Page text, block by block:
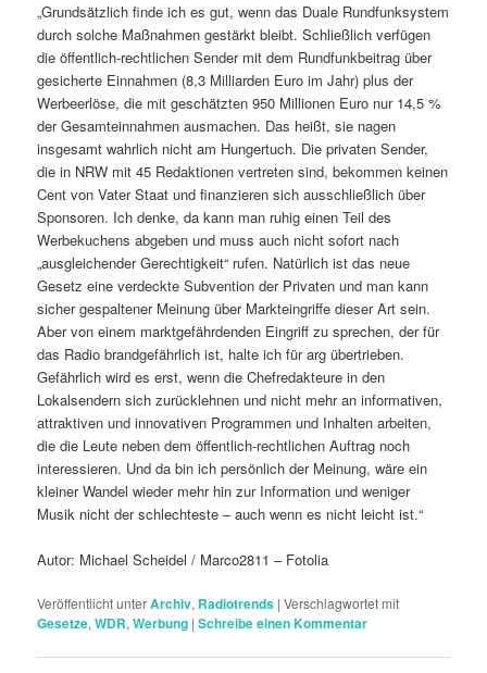
„Grundsätzlich finde ich es gut, wenn das Duale Rundfunksystem
durch solche Maßnahmen gestärkt bleibt. Schließlich verfügen
die öffentlich-rechtlichen Sender mit dem Rundfunk­beitrag über
gesicherte Einnahmen (8,3 Milliarden Euro im Jahr) plus der
Werbeerlöse, die mit geschätzten 950 Millionen Euro nur 14,5 %
der Gesamteinnahmen ausmachen. Das heißt, sie nagen
insgesamt wahrlich nicht am Hungertuch. Die privaten Sender,
die in NRW mit 45 Redaktionen vertreten sind, bekommen keinen
Cent von Vater Staat und finanzieren sich ausschließlich über
Sponsoren. Ich denke, da kann man ruhig einen Teil des
Werbekuchens abgeben und muss auch nicht sofort nach
„ausgleichender Gerechtigkeit“ rufen. Natürlich ist das neue
Gesetz eine verdeckte Subvention der Privaten und man kann
sicher gespaltener Meinung über Markteingriffe dieser Art sein.
Aber von einem marktgefährdenden Eingriff zu sprechen, der für
das Radio brandgefährlich ist, halte ich für arg übertrieben.
Gefährlich wird es erst, wenn die Chefredakteure in den
Lokalsendern sich zurücklehnen und nicht mehr an informativen,
attraktiven und innovativen Programmen und Inhalten arbeiten,
die die Leute neben dem öffentlich-rechtlichen Auftrag noch
interessieren. Und da bin ich persönlich der Meinung, wäre ein
kleiner Wandel wieder mehr hin zur Information und weniger
Musik nicht der schlechteste – auch wenn es nicht leicht ist.“
Autor: Michael Scheidel / Marco2811 – Fotolia
Veröffentlicht unterArchiv, Radiotrends |Verschlagwortet mit
Gesetze,WDR,Werbung |Schreibe einen Kommentar